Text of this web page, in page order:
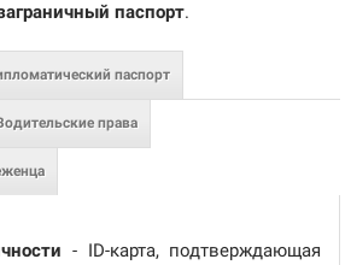
паспорт.
паспорт
права
- ID-карта, подтверждающая